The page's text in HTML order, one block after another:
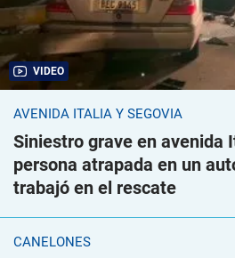
VIDEO
AVENIDA ITALIA Y SEGOVIA
Siniestro grave en avenida
persona atrapada en un
trabajó en el rescate
CANELONES